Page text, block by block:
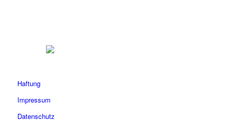
Haftung
Impressum
Datenschutz